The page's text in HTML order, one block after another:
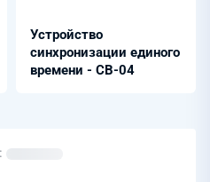
Устройство
синхронизации единого
времени - СВ-04